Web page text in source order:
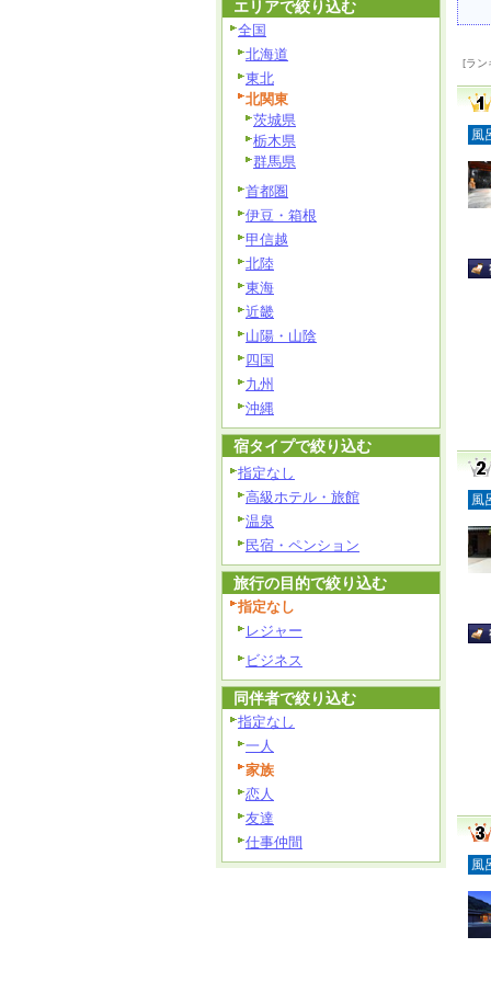
[ラン
風
風
風
エリアで絞り込む
全国
北海道
東北
北関東
茨城県
栃木県
群馬県
首都圏
伊豆・箱根
甲信越
北陸
東海
近畿
山陽・山陰
四国
九州
沖縄
宿タイプで絞り込む
指定なし
高級ホテル・旅館
温泉
民宿・ペンション
旅行の目的で絞り込む
指定なし
レジャー
ビジネス
同伴者で絞り込む
指定なし
一人
家族
恋人
友達
仕事仲間